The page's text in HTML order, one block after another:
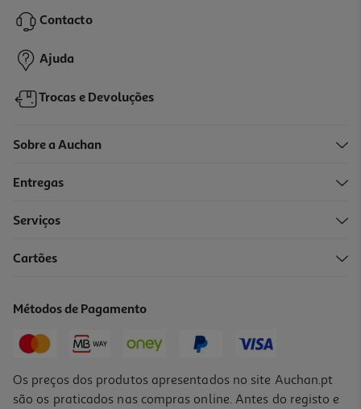
4,99 €
Contacto
Ajuda
Trocas e Devoluções
Sobre a Auchan
Entregas
Serviços
Cartões
Métodos de Pagamento
Os preços dos produtos apresentados no site Auchan.pt
são os praticados nas compras online. Antes do registo e